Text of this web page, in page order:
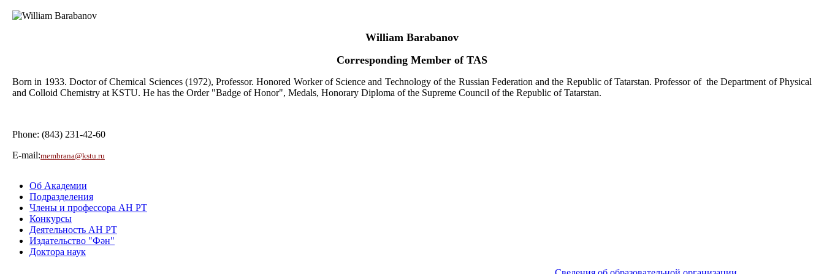
William Barabanov
Corresponding Member of TAS
Born in 1933. Doctor of Chemical Sciences (1972), Professor. Honored Worker of Science and Technology of the Russian Federation and the Republic of Tatarstan. Professor of the Department of Physical
and Colloid Chemistry at KSTU. He has the Order "Badge of Honor", Medals, Honorary Diploma of the Supreme Council of the Republic of Tatarstan.
Phone: (843) 231-42-60
Е-mail:membrana@kstu.ru
Об Академии
Подразделения
Члены и профессора АН РТ
Конкурсы
Деятельность АН РТ
Издательство "Фән"
Доктора наук